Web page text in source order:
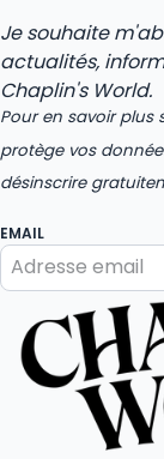
Je souhaite
actualités,
Chaplin's World.
Pour en savoir plus
protège vos
désinscrire
EMAIL